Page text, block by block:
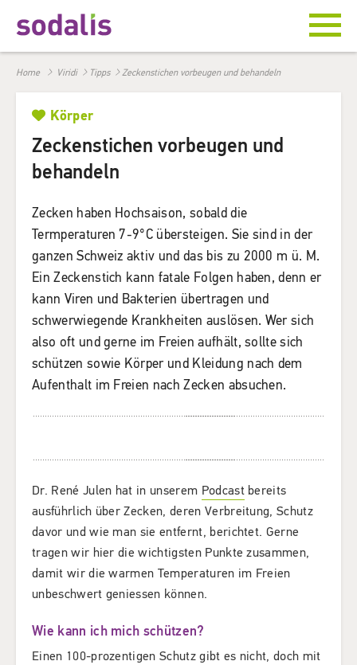
Home Viridi Tipps Zeckenstichen vorbeugen und behandeln
Körper
Zeckenstichen vorbeugen und
behandeln
Zecken haben Hochsaison, sobald die
Termperaturen 7-9°C übersteigen. Sie sind in der
ganzen Schweiz aktiv und das bis zu 2000 m ü. M.
Ein Zeckenstich kann fatale Folgen haben, denn er
kann Viren und Bakterien übertragen und
schwerwiegende Krankheiten auslösen. Wer sich
also oft und gerne im Freien aufhält, sollte sich
schützen sowie Körper und Kleidung nach dem
Aufenthalt im Freien nach Zecken absuchen.
Dr. René Julen hat in unserem Podcastbereits
ausführlich über Zecken, deren Verbreitung, Schutz
davor und wie man sie entfernt, berichtet. Gerne
tragen wir hier die wichtigsten Punkte zusammen,
damit wir die warmen Temperaturen im Freien
unbeschwert geniessen können.
Wie kann ich mich schützen?
Einen 100-prozentigen Schutz gibt es nicht, doch mit